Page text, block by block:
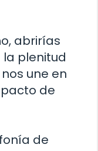
abrirías
plenitud
une en
de
de